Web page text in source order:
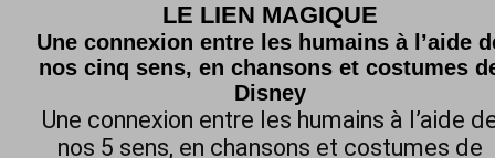
LE LIEN MAGIQUE
Une connexion entre les humains à l’aide
nos cinq sens, en chansons et costumes
Disney
Une connexion entre les humains à l’aide
nos 5 sens, en chansons et costumes de